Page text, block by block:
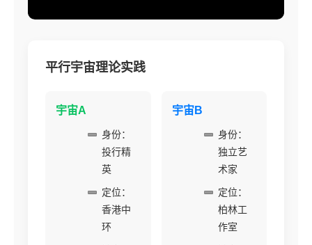
平行宇宙理论实践
宇宙A
身份：
投行精
英
定位：
香港中
环
宇宙B
身份：
独立艺
术家
定位：
柏林工
作室